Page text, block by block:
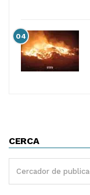
04
CERCA